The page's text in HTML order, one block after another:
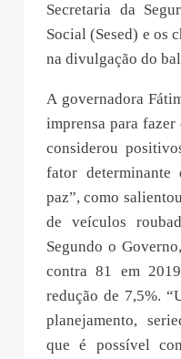
Secretaria da
Social (Sesed) e os
na divulgação do
A governadora
imprensa para
considerou
fator determinante
paz”, como
de veículos
Segundo o
contra 81 em
redução de 7,5%.
planejamento,
que é possível